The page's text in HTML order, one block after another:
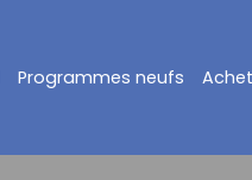
Programmes neufs